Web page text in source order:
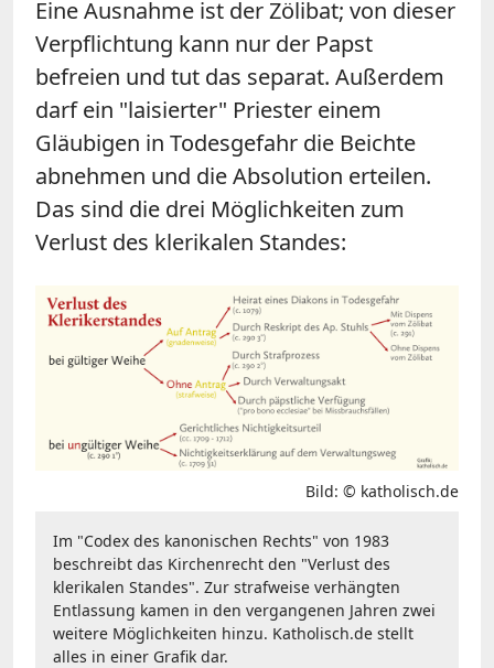
Eine Ausnahme ist der Zölibat; von dieser
Verpflichtung kann nur der Papst
befreien und tut das separat. Außerdem
darf ein "laisierter" Priester einem
Gläubigen in Todesgefahr die Beichte
abnehmen und die Absolution erteilen.
Das sind die drei Möglichkeiten zum
Verlust des klerikalen Standes:
Bild: © katholisch.de
Im "Codex des kanonischen Rechts" von 1983
beschreibt das Kirchenrecht den "Verlust des
klerikalen Standes". Zur strafweise verhängten
Entlassung kamen in den vergangenen Jahren zwei
weitere Möglichkeiten hinzu. Katholisch.de stellt
alles in einer Grafik dar.